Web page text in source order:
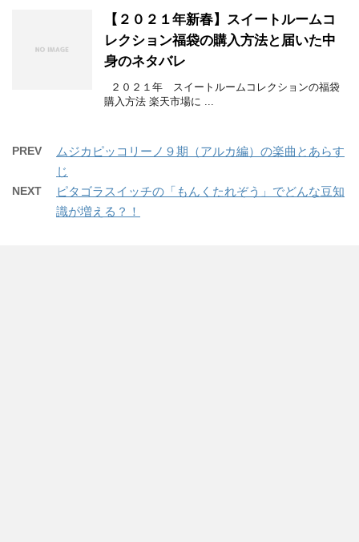
【２０２１年新春】スイートルームコ
レクション福袋の購入方法と届いた中
身のネタバレ
２０２１年 スイートルームコレクションの福袋
購入方法 楽天市場に ...
PREV
ムジカピッコリーノ９期（アルカ編）の楽曲とあらす
じ
NEXT
ピタゴラスイッチの「もんくたれぞう」でどんな豆知
識が増える？！